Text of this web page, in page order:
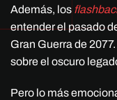
Además, los
entender el pasado
Gran Guerra de 2077.
sobre el oscuro
Pero lo más